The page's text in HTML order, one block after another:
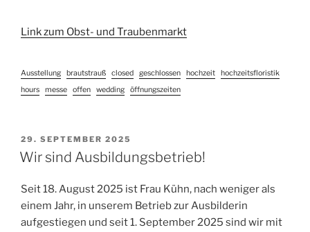
Link zum Obst- und Traubenmarkt
Ausstellung brautstrauß closed geschlossen hochzeit
hochzeitsfloristik
hours
messe offen wedding öffnungszeiten
VERÖFFENTLICHT
AM
29. SEPTEMBER 2025
Wir sind Ausbildungsbetrieb!
Seit 18. August 2025 ist Frau Kühn, nach weniger als
einem Jahr, in unserem Betrieb zur Ausbilderin
aufgestiegen und seit 1. September 2025 sind wir mit